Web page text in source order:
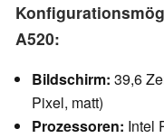
A520:
Bildschirm: 39,6
Pixel, matt)
Prozessoren: Intel